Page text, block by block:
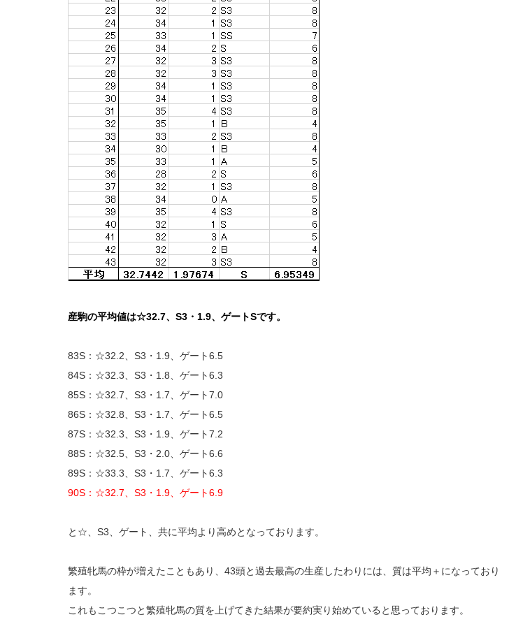
産駒の平均値は☆32.7、S3・1.9、ゲートSです。
83S：☆32.2、S3・1.9、ゲート6.5
84S：☆32.3、S3・1.8、ゲート6.3
85S：☆32.7、S3・1.7、ゲート7.0
86S：☆32.8、S3・1.7、ゲート6.5
87S：☆32.3、S3・1.9、ゲート7.2
88S：☆32.5、S3・2.0、ゲート6.6
89S：☆33.3、S3・1.7、ゲート6.3
90S：☆32.7、S3・1.9、ゲート6.9
と☆、S3、ゲート、共に平均より高めとなっております。
繁殖牝馬の枠が増えたこともあり、43頭と過去最高の生産したわりには、質は平均＋になっており
ます。
これもこつこつと繁殖牝馬の質を上げてきた結果が要約実り始めていると思っております。